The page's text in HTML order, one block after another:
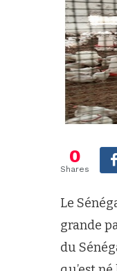
0
Shares
Le
grande
du